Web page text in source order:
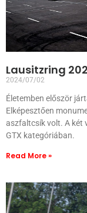
Lausitzring
2024/07/02
Életemben először
Elképesztően
aszfaltcsík volt. A két
GTX kategóriában.
Read More »